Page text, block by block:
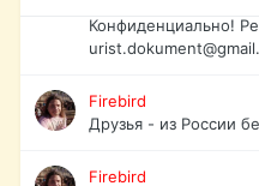
Конфиденциально!
Firebird
Друзья - из России
Firebird